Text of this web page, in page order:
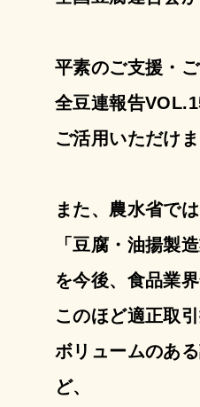
平素のご支援・
全豆連報告
ご活用いただけ
また、農水省で
「豆腐・油揚製
を今後、食品業
このほど適正取
ボリュームのあ
ど、